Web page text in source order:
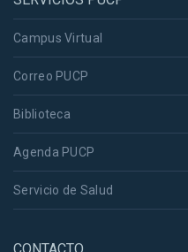
Campus Virtual
Correo PUCP
Biblioteca
Agenda PUCP
Servicio de Salud